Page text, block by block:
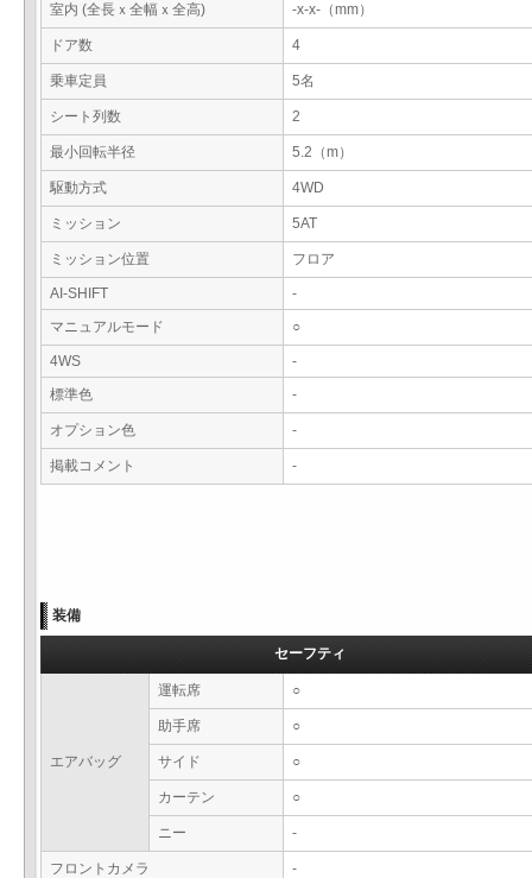
室内 (全長ｘ全幅ｘ全高) -x-x-（mm）
ドア数 4
乗車定員 5名
シート列数 2
最小回転半径 5.2（m）
駆動方式 4WD
ミッション 5AT
ミッション位置 フロア
AI-SHIFT
-
マニュアルモード
○
4WS
-
標準色
-
オプション色 -
掲載コメント -
装備
セーフティ
エアバッグ
運転席 ○
助手席 ○
サイド ○
カーテン ○
ニー -
フロントカメラ -